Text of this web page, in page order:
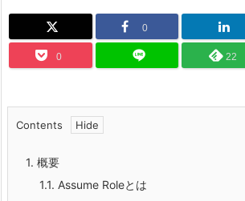
0
0 22
Contents
1. 概要
1.1. Assume Roleとは